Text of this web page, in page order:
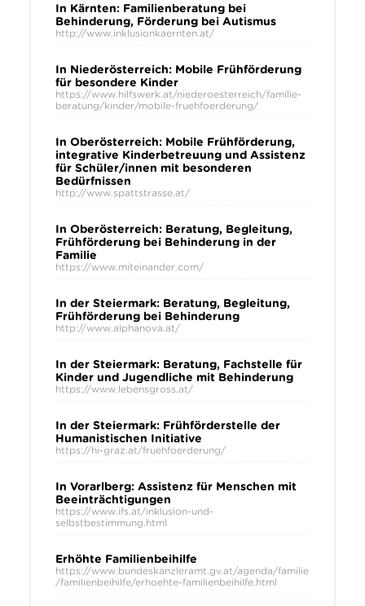
In Kärnten: Familienberatung bei
Behinderung, Förderung bei Autismus
http://www.inklusionkaernten.at/
In Niederösterreich: Mobile Frühförderung
für besondere Kinder
https://www.hilfswerk.at/niederoesterreich/familie-
beratung/kinder/mobile-fruehfoerderung/
In Oberösterreich: Mobile Frühförderung,
integrative Kinderbetreuung und Assistenz
für Schüler/innen mit besonderen
Bedürfnissen
http://www.spattstrasse.at/
In Oberösterreich: Beratung, Begleitung,
Frühförderung bei Behinderung in der
Familie
https://www.miteinander.com/
In der Steiermark: Beratung, Begleitung,
Frühförderung bei Behinderung
http://www.alphanova.at/
In der Steiermark: Beratung, Fachstelle für
Kinder und Jugendliche mit Behinderung
https://www.lebensgross.at/
In der Steiermark: Frühförderstelle der
Humanistischen Initiative
https://hi-graz.at/fruehfoerderung/
In Vorarlberg: Assistenz für Menschen mit
Beeinträchtigungen
https://www.ifs.at/inklusion-und-
selbstbestimmung.html
Erhöhte Familienbeihilfe
https://www.bundeskanzleramt.gv.at/agenda/familie
/familienbeihilfe/erhoehte-familienbeihilfe.html